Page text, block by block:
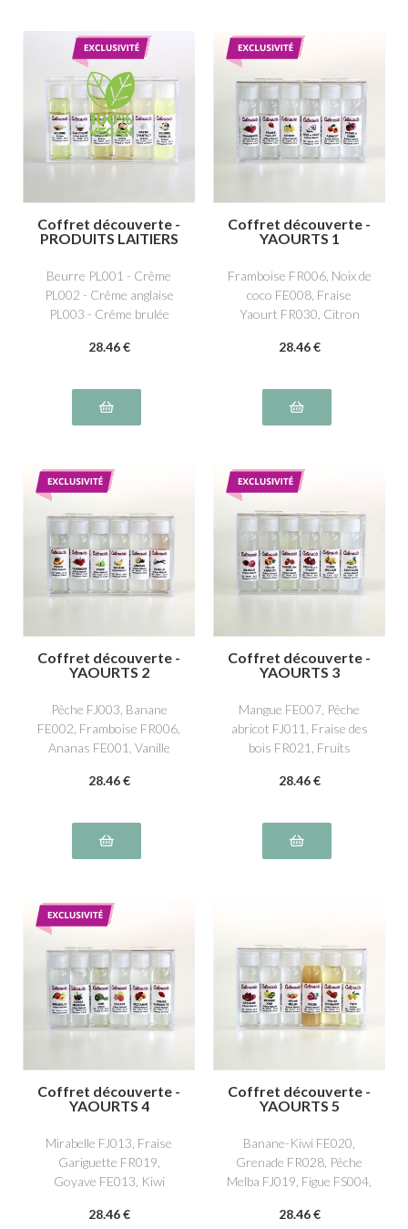
Coffret découverte -
PRODUITS LAITIERS
Beurre PL001 - Crême
PL002 - Crême anglaise
PL003 - Crême brulée
PL012 - Crème Chantilly
28.46 €
Coffret découverte -
YAOURTS 1
Framboise FR006, Noix de
coco FE008, Fraise
Yaourt FR030, Citron
Pêche de vigne FJ016
28.46 €
Coffret découverte -
YAOURTS 2
Pêche FJ003, Banane
FE002, Framboise FR006,
Ananas FE001, Vanille
28.46 €
Coffret découverte -
YAOURTS 3
Mangue FE007, Pêche
abricot FJ011, Fraise des
bois FR021, Fruits
de la forêt FR014, Poire
28.46 €
Coffret découverte -
YAOURTS 4
Mirabelle FJ013, Fraise
Gariguette FR019,
Goyave FE013, Kiwi
Cerise Amarena FR022
28.46 €
Coffret découverte -
YAOURTS 5
Banane-Kiwi FE020,
Grenade FR028, Pêche
Melba FJ019, Figue FS004,
Rhubarbe FR032
28.46 €